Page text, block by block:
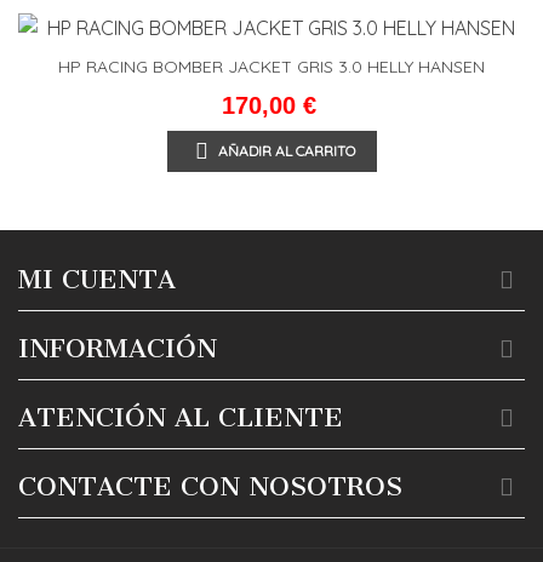
HP RACING BOMBER JACKET GRIS 3.0 HELLY HANSEN
170,00 €
AÑADIR AL CARRITO
MI CUENTA
INFORMACIÓN
ATENCIÓN AL CLIENTE
CONTACTE CON NOSOTROS